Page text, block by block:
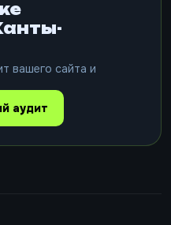
вашего сайта и
аудит